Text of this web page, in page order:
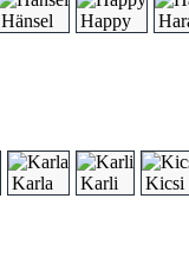
Hänsel Happy
Karla Karli Kicsi